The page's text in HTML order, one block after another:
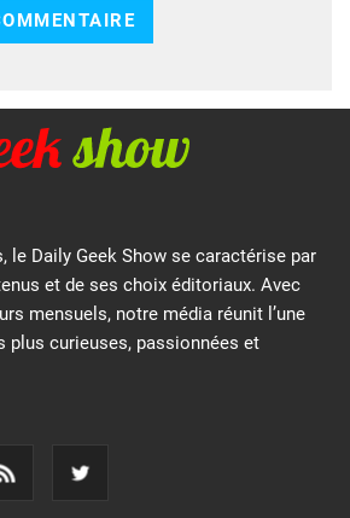
le Daily Geek Show se caractérise par
et de ses choix éditoriaux. Avec
mensuels, notre média réunit l’une
plus curieuses, passionnées et